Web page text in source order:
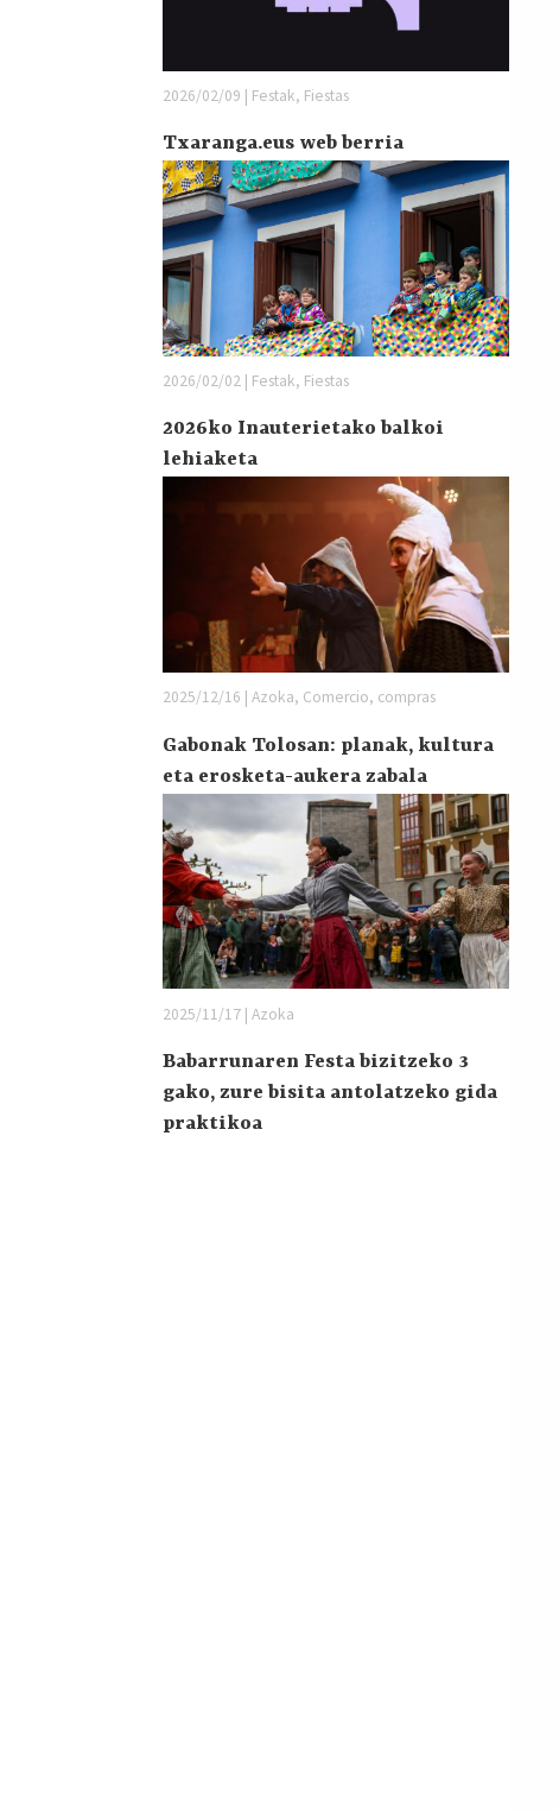
2026/02/09 | Festak, Fiestas
Txaranga.eus web berria
2026/02/02 | Festak, Fiestas
2026ko Inauterietako balkoi
lehiaketa
2025/12/16 | Azoka, Comercio, compras
Gabonak Tolosan: planak, kultura
eta erosketa-aukera zabala
2025/11/17 | Azoka
Babarrunaren Festa bizitzeko 3
gako, zure bisita antolatzeko gida
praktikoa